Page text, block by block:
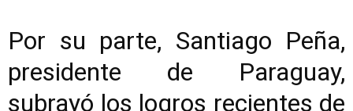
Por su parte, Santiago Peña,
presidente de Paraguay,
subrayó los logros recientes de